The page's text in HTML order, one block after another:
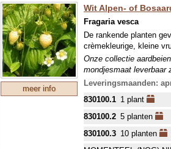
meer info
Wit Alpen- of
Fragaria vesca
De rankende planten
crèmekleurige, kleine
Onze collectie
mondjesmaat leverbaar
welke in september
Leveringsmaanden:
830100.1 1 plant
830100.2 5 planten
830100.3 10 planten